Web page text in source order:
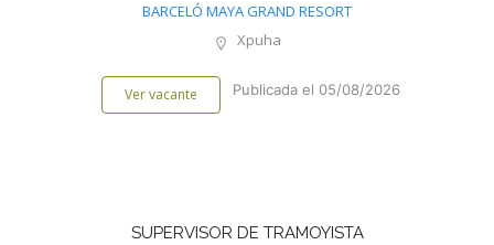
BARCELÓ MAYA GRAND RESORT
Xpuha
Ver vacante Publicada el 05/08/2026
SUPERVISOR DE TRAMOYISTA